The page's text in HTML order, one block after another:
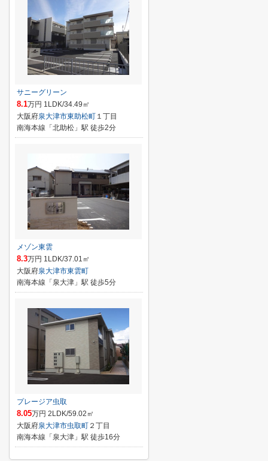
サニーグリーン
8.1万円 1LDK/34.49㎡
大阪府泉大津市東助松町 １丁目
南海本線「北助松」駅 徒歩2分
メゾン東雲
8.3万円 1LDK/37.01㎡
大阪府泉大津市東雲町
南海本線「泉大津」駅 徒歩5分
プレージア虫取
8.05万円 2LDK/59.02㎡
大阪府泉大津市虫取町 ２丁目
南海本線「泉大津」駅 徒歩16分